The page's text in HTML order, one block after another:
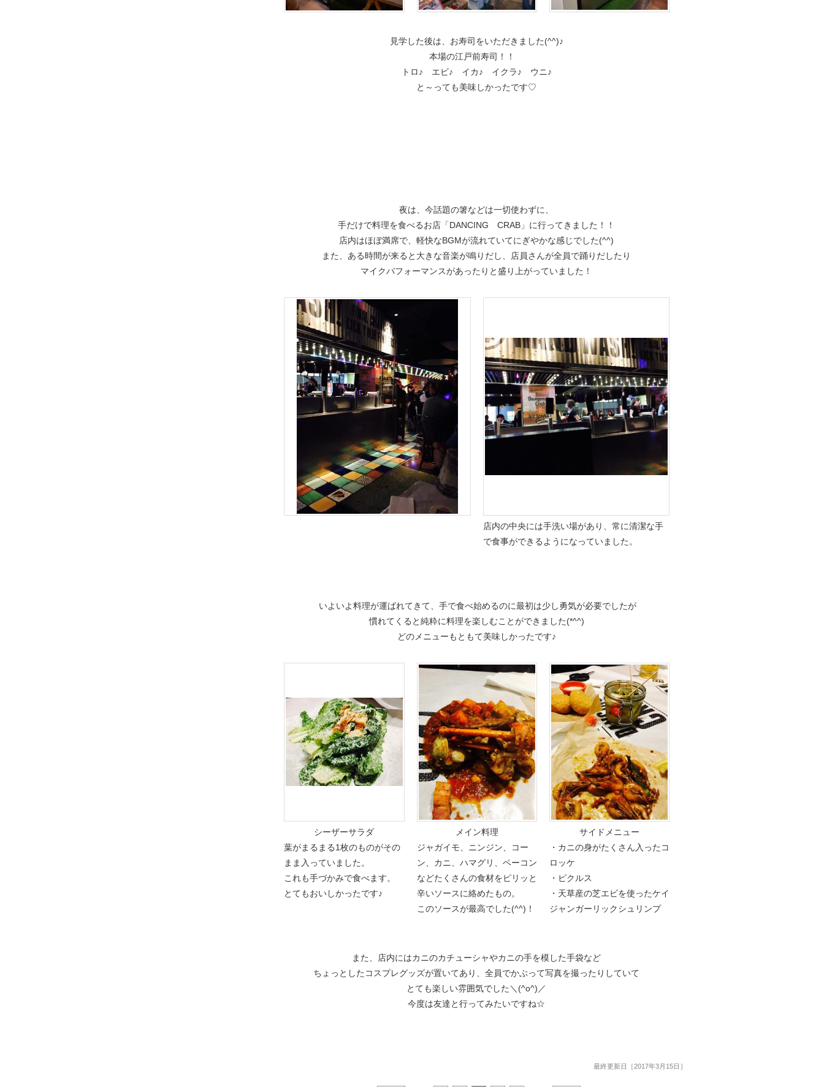
見学した後は、お寿司をいただきました(^^)♪
本場の江戸前寿司！！
トロ♪ エビ♪ イカ♪ イクラ♪ ウニ♪
と～っても美味しかったです♡
夜は、今話題の箸などは一切使わずに、
手だけで料理を食べるお店「DANCING CRAB」に行ってきました！！
店内はほぼ満席で、軽快なBGMが流れていてにぎやかな感じでした(^^)
また、ある時間が来ると大きな音楽が鳴りだし、店員さんが全員で踊りだしたり
マイクパフォーマンスがあったりと盛り上がっていました！
店内の中央には手洗い場があり、常に清潔な手
で食事ができるようになっていました。
いよいよ料理が運ばれてきて、手で食べ始めるのに最初は少し勇気が必要でしたが
慣れてくると純粋に料理を楽しむことができました(*^^)
どのメニューもともて美味しかったです♪
シーザーサラダ
葉がまるまる1枚のものがその
まま入っていました。
これも手づかみで食べます。
とてもおいしかったです♪
メイン料理
ジャガイモ、ニンジン、コー
ン、カニ、ハマグリ、ベーコン
などたくさんの食材をピリッと
辛いソースに絡めたもの。
このソースが最高でした(^^)！
サイドメニュー
・カニの身がたくさん入ったコ
ロッケ
・ピクルス
・天草産の芝エビを使ったケイ
ジャンガーリックシュリンプ
また、店内にはカニのカチューシャやカニの手を模した手袋など
ちょっとしたコスプレグッズが置いてあり、全員でかぶって写真を撮ったりしていて
とても楽しい雰囲気でした＼(^o^)／
今度は友達と行ってみたいですね☆
最終更新日［2017年3月15日］